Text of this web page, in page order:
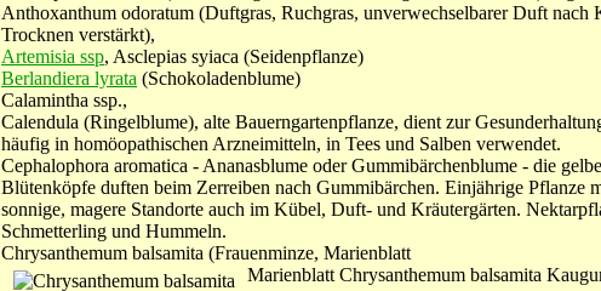
Anthoxanthum odoratum (Duftgras, Ruchgras, unverwechselbarer Duft nach
Trocknen verstärkt),
Artemisia ssp, Asclepias syiaca (Seidenpflanze)
Berlandiera lyrata (Schokoladenblume)
Calamintha ssp.,
Calendula (Ringelblume), alte Bauerngartenpflanze, dient zur
häufig in homöopathischen Arzneimitteln, in Tees und Salben verwendet.
Cephalophora aromatica - Ananasblume oder Gummibärchenblume - die
Blütenköpfe duften beim Zerreiben nach Gummibärchen. Einjährige Pflanze
sonnige, magere Standorte auch im Kübel, Duft- und Kräutergärten.
Schmetterling und Hummeln.
Chrysanthemum balsamita (Frauenminze, Marienblatt
Marienblatt Chrysanthemum balsamita